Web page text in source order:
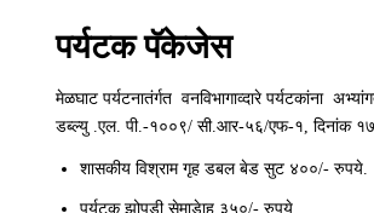
पर्यटक पॅकेजेस
मेळघाट पर्यटनातंर्गत वनविभागाव्‍दारे पर्यटकांना
डब्ल्यु .एल. पी.-१००९/ सी.आर-५६/एफ-१, दिनांक
शासकीय विश्राम गृह डबल बेड सुट ४००/- रुपये.
पर्यटक झोपडी सेमाडेाह ३५०/- रुपये